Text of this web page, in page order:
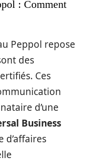
: Comment
Peppol repose
des
Ces
d’une
Business
d’affaires